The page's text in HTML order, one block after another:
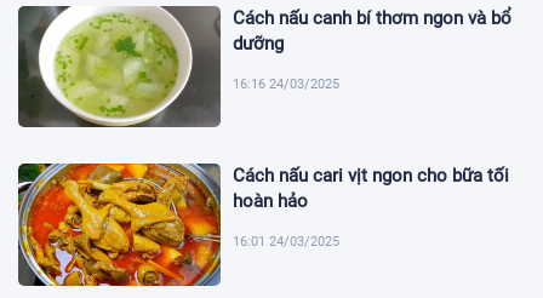
Cách nấu canh bí thơm ngon và bổ
dưỡng
16:16 24/03/2025
Cách nấu cari vịt ngon cho bữa tối
hoàn hảo
16:01 24/03/2025